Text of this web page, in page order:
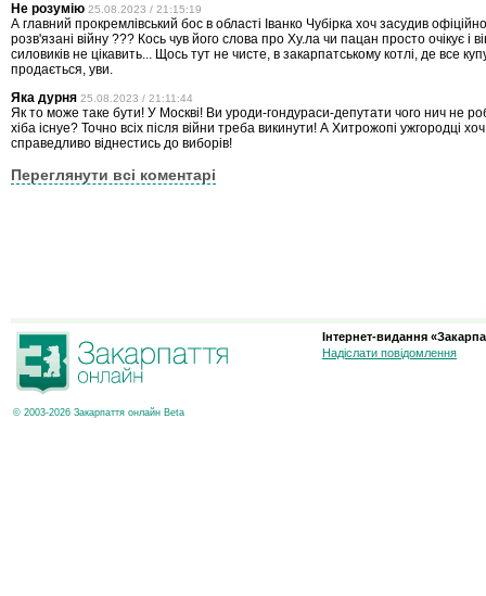
Не розумію 25.08.2023 / 21:15:19
А главний прокремлівський бос в області Іванко Чубірка хоч засудив
розв'язані війну ??? Кось чув його слова про Ху.ла чи пацан просто очікує і
силовиків не цікавить... Щось тут не чисте, в закарпатському котлі, де все
продається, уви.
Яка дурня 25.08.2023 / 21:11:44
Як то може таке бути! У Москвi! Ви уроди-гондураси-депутати чого нич не
хiба iснуе? Точно всiх пiсля вiйни треба викинути! А Хитрожопi ужгородцi
справедливо вiднестись до виборiв!
Переглянути всі коментарі
© 2003-2026 Закарпаття онлайн Beta
Інтернет-видання
Надіслати повідомлення